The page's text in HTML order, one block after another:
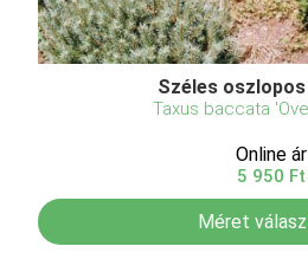
Széles
Taxus baccata
Online ár
5 950 Ft
Méret